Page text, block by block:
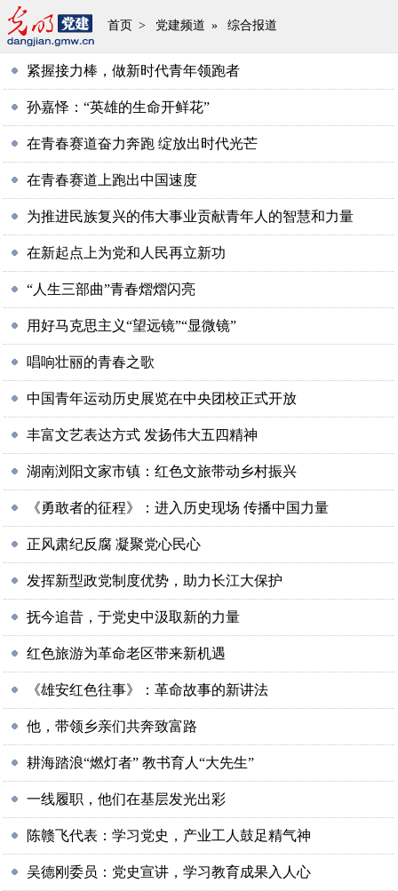
首页 > 党建频道 » 综合报道
紧握接力棒，做新时代青年领跑者
孙嘉怿：“英雄的生命开鲜花”
在青春赛道奋力奔跑 绽放出时代光芒
在青春赛道上跑出中国速度
为推进民族复兴的伟大事业贡献青年人的智慧和力量
在新起点上为党和人民再立新功
“人生三部曲”青春熠熠闪亮
用好马克思主义“望远镜”“显微镜”
唱响壮丽的青春之歌
中国青年运动历史展览在中央团校正式开放
丰富文艺表达方式 发扬伟大五四精神
湖南浏阳文家市镇：红色文旅带动乡村振兴
《勇敢者的征程》：进入历史现场 传播中国力量
正风肃纪反腐 凝聚党心民心
发挥新型政党制度优势，助力长江大保护
抚今追昔，于党史中汲取新的力量
红色旅游为革命老区带来新机遇
《雄安红色往事》：革命故事的新讲法
他，带领乡亲们共奔致富路
耕海踏浪“燃灯者” 教书育人“大先生”
一线履职，他们在基层发光出彩
陈赣飞代表：学习党史，产业工人鼓足精气神
吴德刚委员：党史宣讲，学习教育成果入人心